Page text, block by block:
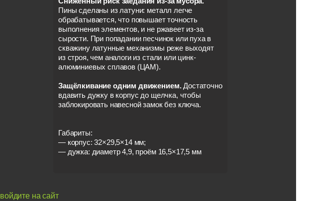
Пины сделаны из латуни: металл легче
обрабатывается, что повышает точность
выполнения элементов, и не ржавеет из-за
сырости. При попадании песчинок или пуха в
скважину латунные механизмы реже выходят
из строя, чем аналоги из стали или цинк-
алюминиевых сплавов (ЦАМ).
Защёлкивание одним движением.Достаточно
вдавить дужку в корпус до щелчка, чтобы
заблокировать навесной замок без ключа.
Габариты:
— корпус: 32×29,5×14 мм;
— дужка: диаметр 4,9, проём 16,5×17,5 мм
войдите на сайт